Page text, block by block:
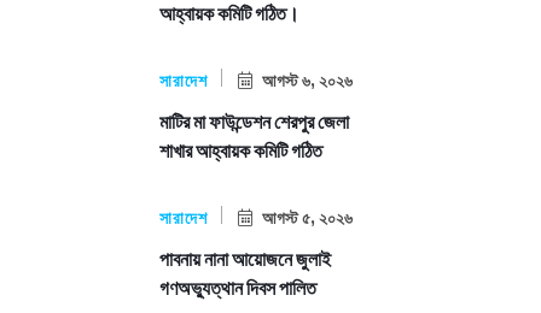
আহ্বায়ক কমিটি গঠিত।
সারাদেশ আগস্ট ৬, ২০২৬
মাটির মা ফাউন্ডেশন শেরপুর জেলা
শাখার আহ্বায়ক কমিটি গঠিত
সারাদেশ আগস্ট ৫, ২০২৬
পাবনায় নানা আয়োজনে জুলাই
গণঅভ্যুত্থান দিবস পালিত